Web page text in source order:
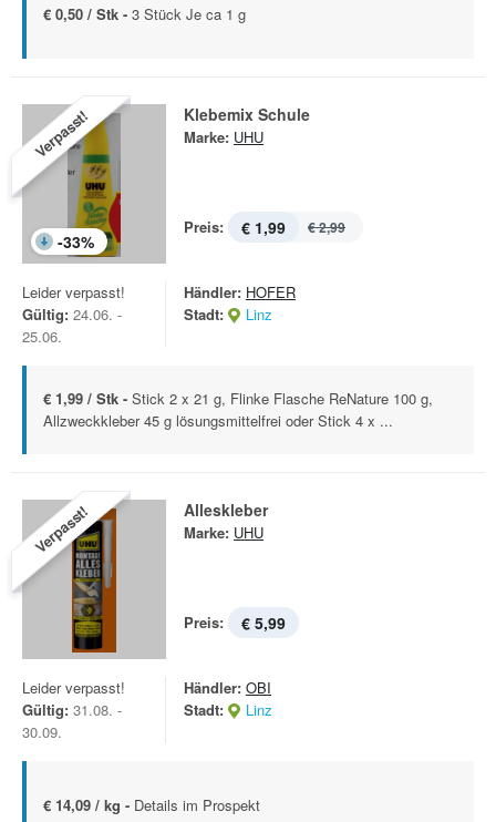
€ 0,50 / Stk - 3 Stück Je ca 1 g
Verpasst!
-33%
Klebemix Schule
Marke: UHU
Preis: € 1,99 € 2,99
Leider verpasst!
Gültig: 24.06. -
25.06.
Händler: HOFER
Stadt:
Linz
€ 1,99 / Stk - Stick 2 x 21 g, Flinke Flasche ReNature 100 g,
Allzweckkleber 45 g lösungsmittelfrei oder Stick 4 x ...
Verpasst! Alleskleber
Marke: UHU
Preis: € 5,99
Leider verpasst!
Gültig: 31.08. -
30.09.
Händler: OBI
Stadt:
Linz
€ 14,09 / kg - Details im Prospekt